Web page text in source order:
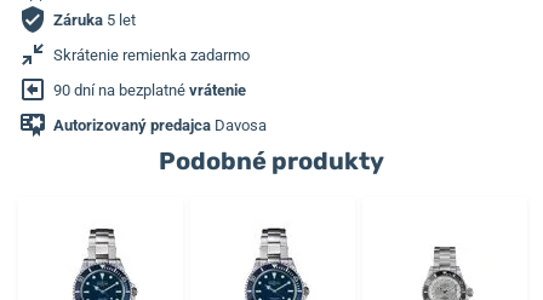
Záruka 5 let
Skrátenie remienka zadarmo
90 dní na bezplatné vrátenie
Autorizovaný predajca Davosa
Podobné produkty